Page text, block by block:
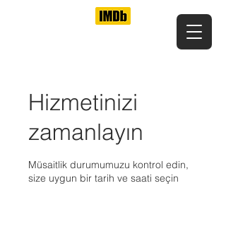
Hizmetinizi
zamanlayın
Müsaitlik durumumuzu kontrol edin,
size uygun bir tarih ve saati seçin